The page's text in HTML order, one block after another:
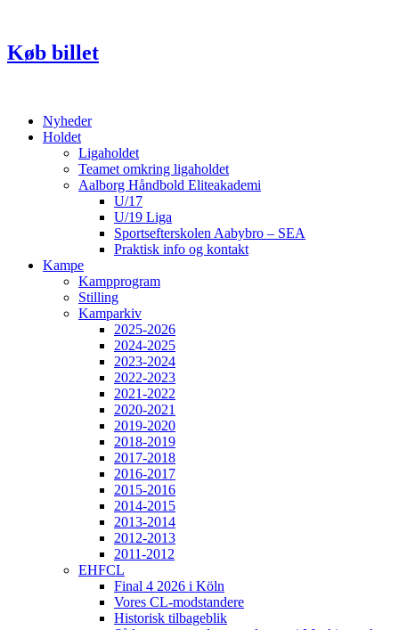
indhold
Køb billet
Nyheder
Holdet
Ligaholdet
Teamet omkring ligaholdet
Aalborg Håndbold Eliteakademi
U/17
U/19 Liga
Sportsefterskolen Aabybro – SEA
Praktisk info og kontakt
Kampe
Kampprogram
Stilling
Kamparkiv
2025-2026
2024-2025
2023-2024
2022-2023
2021-2022
2020-2021
2019-2020
2018-2019
2017-2018
2016-2017
2015-2016
2014-2015
2013-2014
2012-2013
2011-2012
EHFCL
Final 4 2026 i Köln
Vores CL-modstandere
Historisk tilbageblik